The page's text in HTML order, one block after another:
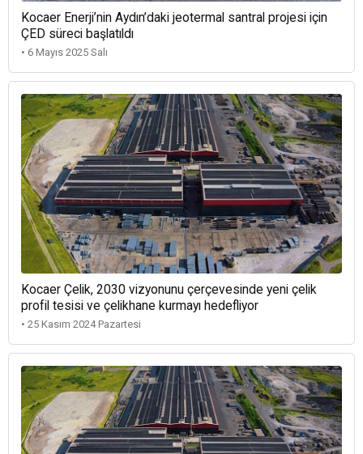
Kocaer Enerji’nin Aydın’daki jeotermal santral projesi için
ÇED süreci başlatıldı
• 6 Mayıs 2025 Salı
Kocaer Çelik, 2030 vizyonunu çerçevesinde yeni çelik
profil tesisi ve çelikhane kurmayı hedefliyor
• 25 Kasım 2024 Pazartesi